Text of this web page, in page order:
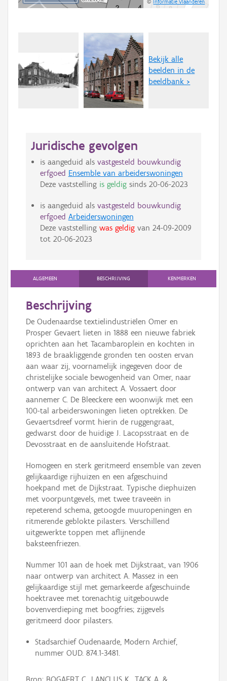
©Informatie Vlaanderen
Bekijk alle
beelden in de
beeldbank >
Juridische gevolgen
is aangeduid als vastgesteld bouwkundig
erfgoed Ensemble van arbeiderswoningen
Deze vaststelling is geldigsinds 20-06-2023
is aangeduid als vastgesteld bouwkundig
erfgoed Arbeiderswoningen
Deze vaststelling was geldigvan 24-09-2009
tot 20-06-2023
ALGEMEEN BESCHRIJVING KENMERKEN
Beschrijving
De Oudenaardse textielindustriëlen Omer en
Prosper Gevaert lieten in 1888 een nieuwe fabriek
oprichten aan het Tacambaroplein en kochten in
1893 de braakliggende gronden ten oosten ervan
aan waar zij, voornamelijk ingegeven door de
christelijke sociale bewogenheid van Omer, naar
ontwerp van van architect A. Vossaert door
aannemer C. De Bleeckere een woonwijk met een
100-tal arbeiderswoningen lieten optrekken. De
Gevaertsdreef vormt hierin de ruggengraat,
gedwarst door de huidige J. Lacopsstraat en de
Devosstraat en de aansluitende Hofstraat.
Homogeen en sterk geritmeerd ensemble van zeven
gelijkaardige rijhuizen en een afgeschuind
hoekpand met de Dijkstraat. Typische diephuizen
met voorpuntgevels, met twee traveeën in
repeterend schema, getoogde muuropeningen en
ritmerende geblokte pilasters. Verschillend
uitgewerkte toppen met aflijnende
baksteenfriezen.
Nummer 101 aan de hoek met Dijkstraat, van 1906
naar ontwerp van architect A. Massez in een
gelijkaardige stijl met gemarkeerde afgeschuinde
hoektravee met torenachtig uitgebouwde
bovenverdieping met boogfries; zijgevels
geritmeerd door pilasters.
Stadsarchief Oudenaarde, Modern Archief,
nummer OUD. 874.1-3481.